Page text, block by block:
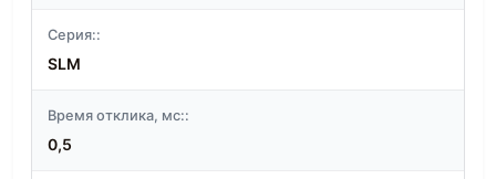
Серия::
SLM
Время отклика, мс::
0,5